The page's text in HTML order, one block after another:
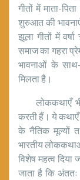
गीतों में माता-
शुरुआत की
झूला गीतों में
समाज का गहरा
भावनाओं के
मिलता है।
लोककथाएँ भी
करती हैं। ये कथाएँ
के नैतिक मूल्यों
भारतीय
विशेष महत्व
जाता है कि